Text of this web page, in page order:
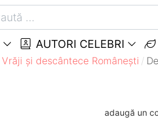
AUTORI CELEBRI
Vrăji și descântece Româneşti
adaugă un